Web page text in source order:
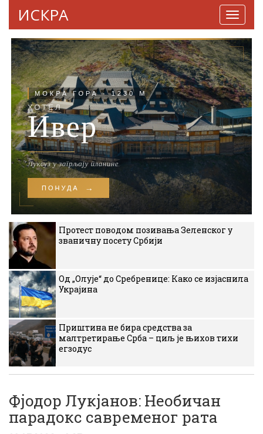
ИСКРА
Протест поводом позивања Зеленског у
званичну посету Србији
Од „Олује“ до Сребренице: Како се изјаснила
Украјина
Приштина не бира средства за
малтретирање Срба – циљ је њихов тихи
егзодус
Фјодор Лукјанов: Необичан
парадокс савременог рата